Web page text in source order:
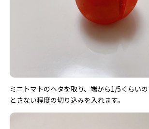
ミニトマトのヘタを取り、端から1/5くらい
とさない程度の切り込みを入れます。